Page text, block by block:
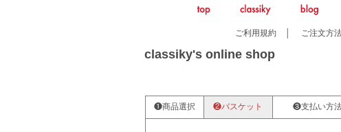
ご利用規約 ご注文方
classiky's online shop
❶商品選択 ❷バスケット ❸支払い方